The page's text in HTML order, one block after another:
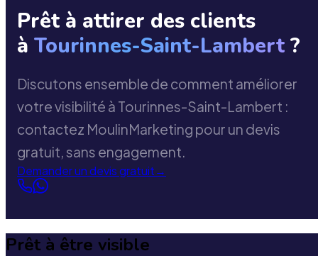
Prêt à attirer des clients
à Tourinnes-Saint-Lambert ?
Discutons ensemble de comment améliorer
votre visibilité à Tourinnes-Saint-Lambert :
contactez MoulinMarketing pour un devis
gratuit, sans engagement.
Demander un devis gratuit→
Prêt à être visible